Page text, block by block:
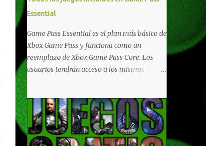
compras? Tenemos un tutorial extenso o en
vídeo para que se quiten todas las dudas
generales de cómo hacer compras en Xbox .
Podes consultar un listado más completo de
promociones desde xbox.com. El post puede
tener actualizaciones regulares o cambios
- México Ofertas - Estados Unidos Ofertas -
España Todas las ofertas de Xbox One
también aplican a Xbox Series, a excepción
de los jue...
Essential
Game Pass Essential es el plan más básico de
Xbox Game Pass y funciona como un
reemplazo de Xbox Game Pass Core. Los
usuarios tendrán acceso a los mismos
adicionales que fueron anunciados
recientemente. Essential incluirá como
novedades una serie de ventajas para
diferentes juegos free to play que están en